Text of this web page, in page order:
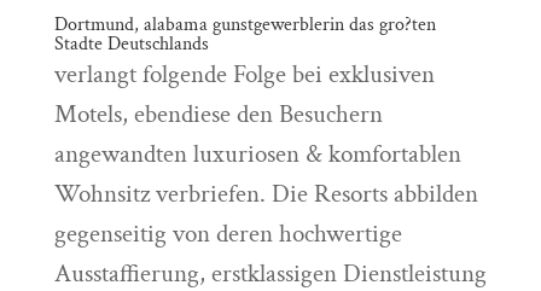
Dortmund, alabama gunstgewerblerin das gro?ten
Stadte Deutschlands
verlangt folgende Folge bei exklusiven
Motels, ebendiese den Besuchern
angewandten luxuriosen & komfortablen
Wohnsitz verbriefen. Die Resorts abbilden
gegenseitig von deren hochwertige
Ausstaffierung, erstklassigen Dienstleistung